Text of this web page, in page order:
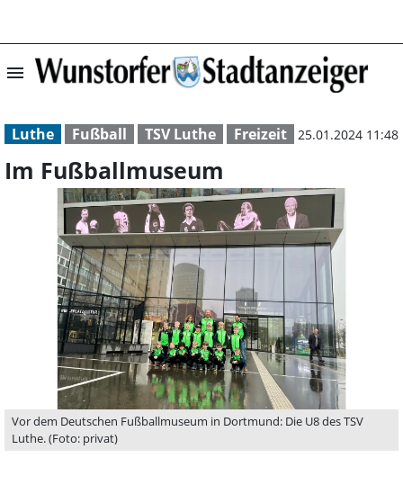
menu Im
Luthe Fußball TSV Luthe Freizeit 25.01.2024 11:48
Im Fußballmuseum
Vor dem Deutschen Fußballmuseum in Dortmund: Die U8 des TSV
Luthe. (Foto: privat)